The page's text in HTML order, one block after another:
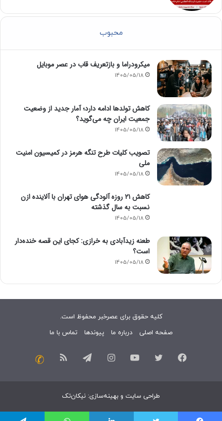
محبوب
میکرودراما و بازتعریف قاب در عصر موبایل
1405/05/18
کاهش تولدها ادامه دارد؛ آمار جدید از وضعیت
جمعیت ایران چه می‌گوید؟
1405/05/18
تصویب کلیات طرح تنگه هرمز در کمیسیون امنیت
ملی
1405/05/18
کاهش ۲۱ روزه آلودگی هوای تهران با آلاینده ازن
نسبت به سال گذشته
1405/05/18
طعنه زیدآبادی به خرازی: کجای این قصه خنده‌دار
است؟
1405/05/18
کلیه حقوق برای عصرخبر محفوظ است.
صفحه اصلی
درباره ما پیوندها تماس با ما
فیسبوک توییتر یوتیوب اینستاگرامتلگرام خوراک
طراحی سایت و بهینه‌سازی: نیکان‌تک